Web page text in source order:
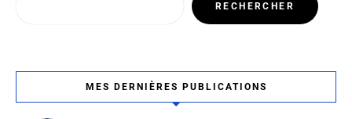
RECHERCHER
MES DERNIÈRES PUBLICATIONS